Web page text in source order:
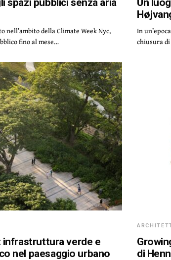
spazi pubblici senza aria
nell’ambito della Climate Week Nyc,
fino al mese…
Un
In
chiusura
infrastruttura verde e
nel paesaggio urbano
di